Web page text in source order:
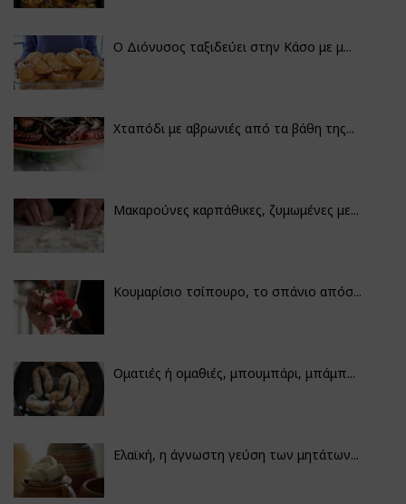
Ο Διόνυσος ταξιδεύει στην Κάσο με μ...
Χταπόδι με αβρωνιές από τα βάθη της...
Μακαρούνες καρπάθικες, ζυμωμένες με...
Κουμαρίσιο τσίπουρο, το σπάνιο απόσ...
Οματιές ή ομαθιές, μπουμπάρι, μπάμπ...
Ελαϊκή, η άγνωστη γεύση των μητάτων...